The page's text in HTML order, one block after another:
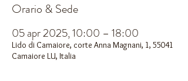
Orario & Sede
05 apr 2025, 10:00 – 18:00
Lido di Camaiore, corte Anna Magnani, 1, 55041
Camaiore LU, Italia